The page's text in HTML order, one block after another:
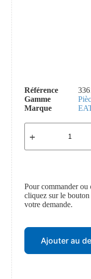
Référence
Gamme
Marque
Pour commander
cliquez sur le
votre demande.
Ajouter au